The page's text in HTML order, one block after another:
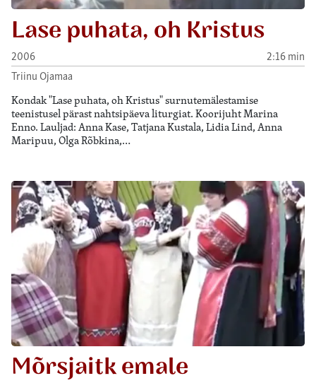
Lase puhata, oh Kristus
2006
2:16 min
Triinu Ojamaa
Kondak "Lase puhata, oh Kristus" surnutemälestamise
teenistusel pärast nahtsipäeva liturgiat. Koorijuht Marina
Enno. Lauljad: Anna Kase, Tatjana Kustala, Lidia Lind, Anna
Maripuu, Olga Rõbkina,…
Mõrsjaitk emale